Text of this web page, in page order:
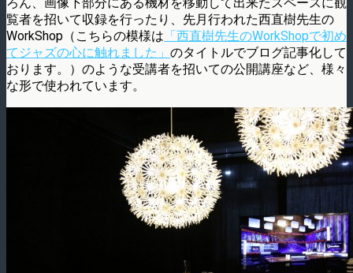
覧者を招いて収録を行ったり、先月行われた西直樹先生の
WorkShop（こちらの模様は 「西直樹先生のWorkShopで初め
てジャズの心に触れました」 のタイトルでブログ記事化して
おります。）のような受講者を招いての公開講座など、様々
な形で使われています。